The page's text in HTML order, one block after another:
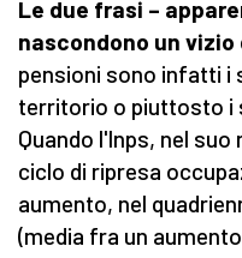
Le due frasi –
nascondono un vizio
pensioni sono infatti i
territorio o piuttosto i
Quando l'Inps, nel suo
ciclo di ripresa
aumento, nel
(media fra un